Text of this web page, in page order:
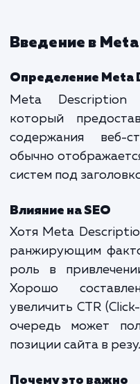
Google Search Console
6. Заключение
Определение
Meta
который
содержания
обычно
систем под
Влияние на SEO